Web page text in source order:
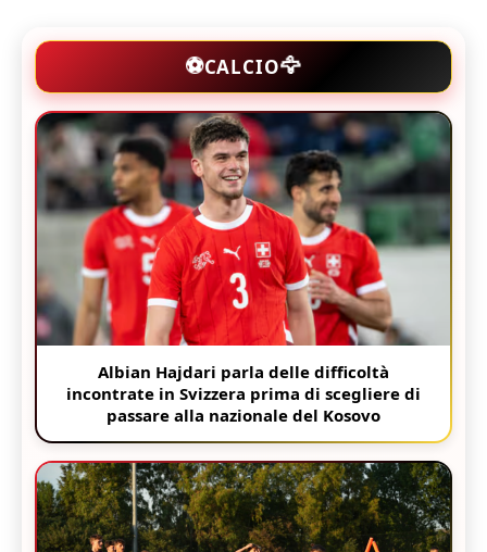
⚽CALCIO🦅
Albian Hajdari parla delle difficoltà
incontrate in Svizzera prima di scegliere di
passare alla nazionale del Kosovo